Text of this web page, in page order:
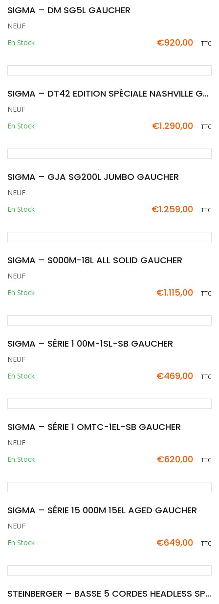
SIGMA – DM SG5L GAUCHER
NEUF
En Stock
€920,00 TTC
SIGMA – DT42 EDITION SPÉCIALE NASHVILLE GAUCHER
NEUF
En Stock
€1.290,00 TTC
SIGMA – GJA SG200L JUMBO GAUCHER
NEUF
En Stock
€1.259,00 TTC
SIGMA – S000M-18L ALL SOLID GAUCHER
NEUF
En Stock
€1.115,00 TTC
SIGMA – SÉRIE 1 00M-1SL-SB GAUCHER
NEUF
En Stock
€469,00 TTC
SIGMA – SÉRIE 1 OMTC-1EL-SB GAUCHER
NEUF
En Stock
€620,00 TTC
SIGMA – SÉRIE 15 000M 15EL AGED GAUCHER
NEUF
En Stock
€649,00 TTC
STEINBERGER – BASSE 5 CORDES HEADLESS SPIRIT XT-25 GAUCHER